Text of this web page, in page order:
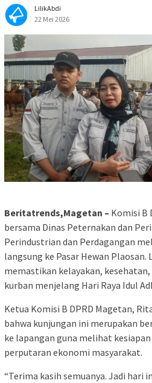
LilikAbdi
22 Mei 2026
Beritatrends,Magetan – Komisi B
bersama Dinas Peternakan dan
Perindustrian dan Perdagangan
langsung ke Pasar Hewan
memastikan kelayakan,
kurban menjelang Hari Raya Idul
Ketua Komisi B DPRD Magetan,
bahwa kunjungan ini merupakan
ke lapangan guna melihat
perputaran ekonomi masyarakat.
“Terima kasih semuanya. Jadi hari